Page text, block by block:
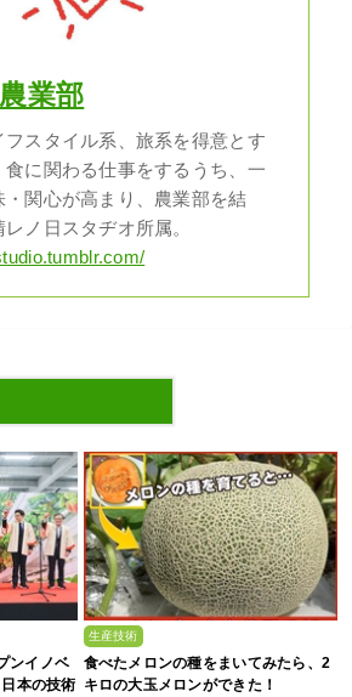
業部
フスタイル系、旅系を得意とす
食に関わる仕事をするうち、一
・関心が高まり、農業部を結
ノ日スタヂオ所属。
ンイノベ
本の技術
生産技術
食べたメロンの種をまいてみたら、2
キロの大玉メロンができた！